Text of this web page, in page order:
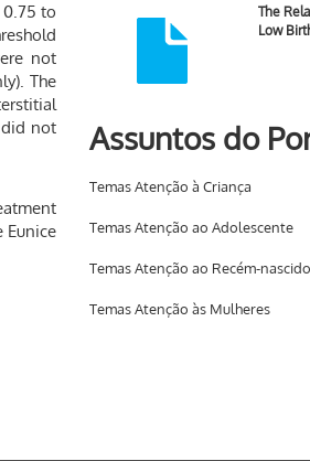
to
not
The
did not
The
Low
Assuntos do
Temas Atenção à Criança
Temas Atenção ao Adolescente
Temas Atenção ao Recém-nascido
Temas Atenção às Mulheres